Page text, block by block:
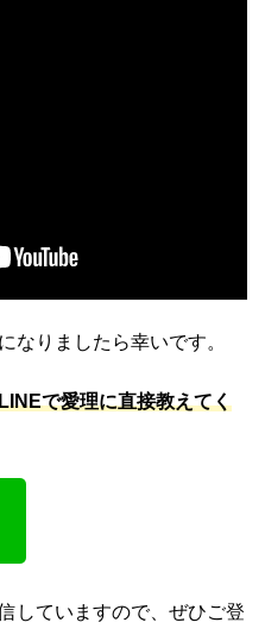
なりましたら幸いです。
で愛理に直接教えてく
していますので、ぜひご登